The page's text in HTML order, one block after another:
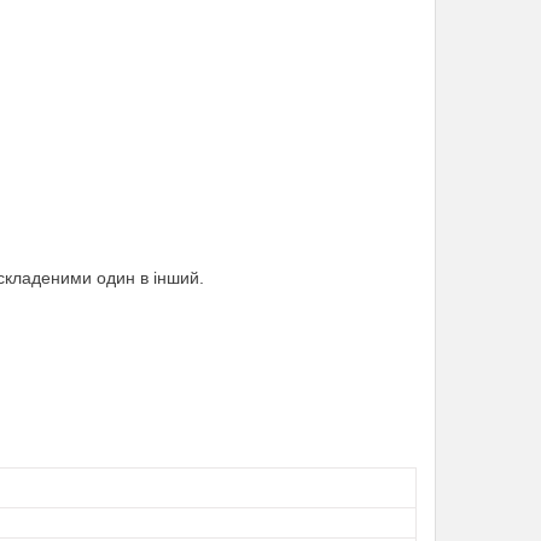
один в інший.